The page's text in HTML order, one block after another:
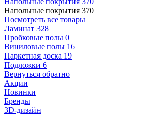
Напольные покрытия 370
Посмотреть все товары
Ламинат 328
Пробковые полы 0
Виниловые полы 16
Паркетная доска 19
Подложки 6
Вернуться обратно
Акции
Новинки
Бренды
3D-дизайн